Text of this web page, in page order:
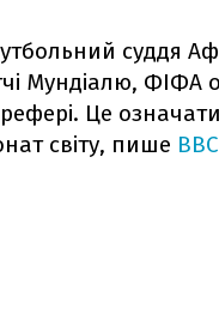
суддя
Мундіалю, ФІФА
Це
світу, пише BBC